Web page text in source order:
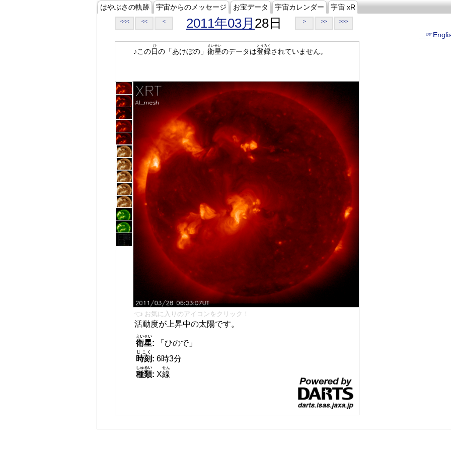
はやぶさの軌跡 宇宙からのメッセージ お宝データ 宇宙カレンダー 宇宙 xR
<<< << < 2011年03月 28日 > >> >>>
♪この日
ひ
の「あけぼの」 衛星
えいせい
のデータは登録
とうろく
されていません。
👈 お気に入りのアイコンをクリック！
活動度が上昇中の太陽です。
衛星
えいせい
:
「ひので」
時刻
じこく
: 6時3分
種類
しゅるい
: X線
せん